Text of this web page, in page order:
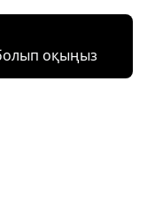
оқыңыз